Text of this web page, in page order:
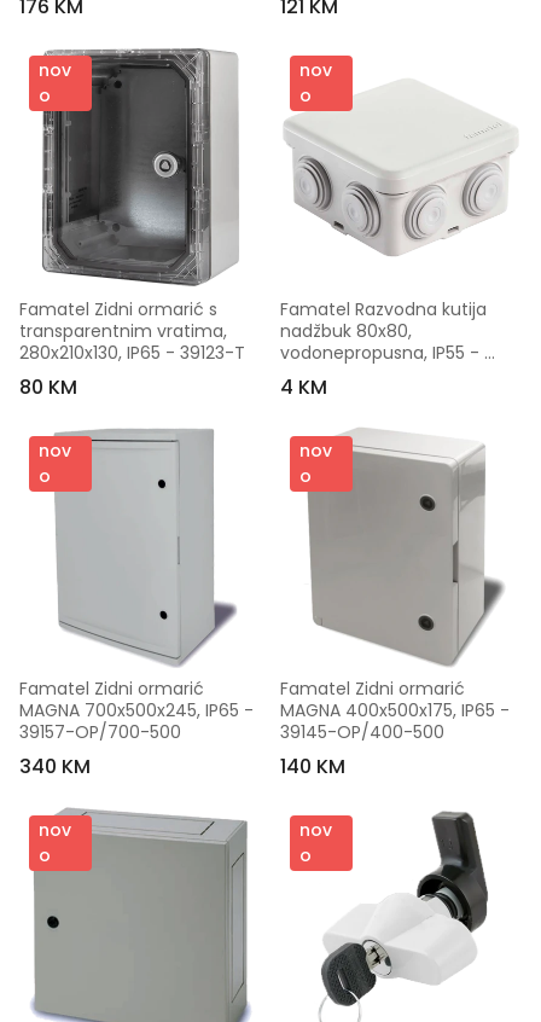
176 KM 121 KM
nov
o
Famatel Zidni ormarić s
transparentnim vratima,
280x210x130, IP65 - 39123-T
80 KM
nov
o
Famatel Razvodna kutija
nadžbuk 80x80,
vodonepropusna, IP55 -
3028
4 KM
nov
o
Famatel Zidni ormarić
MAGNA 700x500x245, IP65 -
39157-OP/700-500
340 KM
nov
o
Famatel Zidni ormarić
MAGNA 400x500x175, IP65 -
39145-OP/400-500
140 KM
nov
o
nov
o